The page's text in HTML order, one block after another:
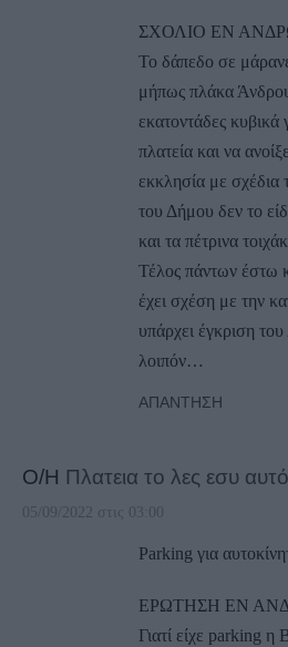
ΣΧΟΛΙΟ ΕΝ
Το δάπεδο σε
μήπως πλάκα
εκατοντάδες κυβικά
πλατεία και να
εκκλησία με σχέδια
του Δήμου δεν το
και τα πέτρινα
Τέλος πάντων έστω
έχει σχέση με την
υπάρχει έγκριση
λοιπόν…
ΑΠΆΝΤΗΣΗ
Ο/Η Πλατεια το λες εσυ
05/09/2022 στις 03:00
Parking για
ΕΡΩΤΗΣΗ ΕΝ
Γιατί είχε parking